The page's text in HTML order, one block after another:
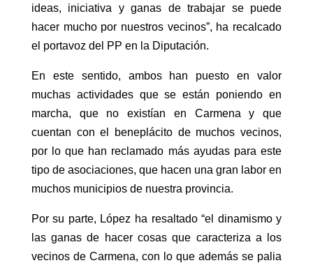
ideas, iniciativa y ganas de trabajar se puede
hacer mucho por nuestros vecinos”, ha recalcado
el portavoz del PP en la Diputación.
En este sentido, ambos han puesto en valor
muchas actividades que se están poniendo en
marcha, que no existían en Carmena y que
cuentan con el beneplácito de muchos vecinos,
por lo que han reclamado más ayudas para este
tipo de asociaciones, que hacen una gran labor en
muchos municipios de nuestra provincia.
Por su parte, López ha resaltado “el dinamismo y
las ganas de hacer cosas que caracteriza a los
vecinos de Carmena, con lo que además se palia